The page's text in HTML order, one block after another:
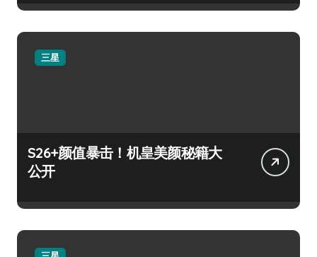
三星
S26+颜值暴击！机皇美颜秘籍大
公开